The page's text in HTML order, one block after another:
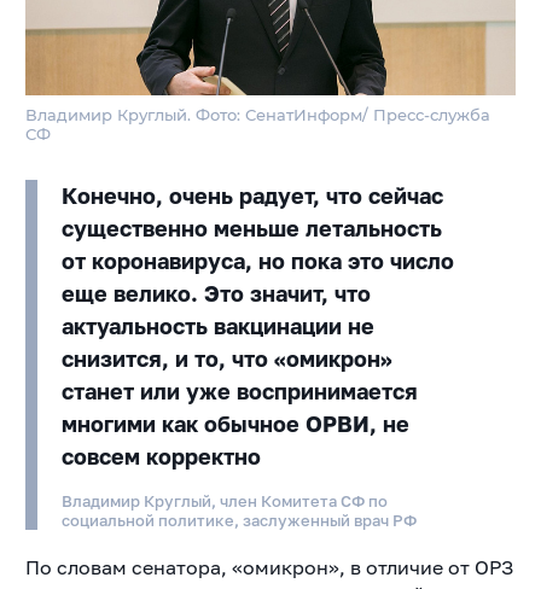
Владимир Круглый. Фото: СенатИнформ/ Пресс-служба
СФ
Конечно, очень радует, что сейчас
существенно меньше летальность
от коронавируса, но пока это число
еще велико. Это значит, что
актуальность вакцинации не
снизится, и то, что «омикрон»
станет или уже воспринимается
многими как обычное ОРВИ, не
совсем корректно
Владимир Круглый, член Комитета СФ по
социальной политике, заслуженный врач РФ
По словам сенатора, «омикрон», в отличие от ОРЗ